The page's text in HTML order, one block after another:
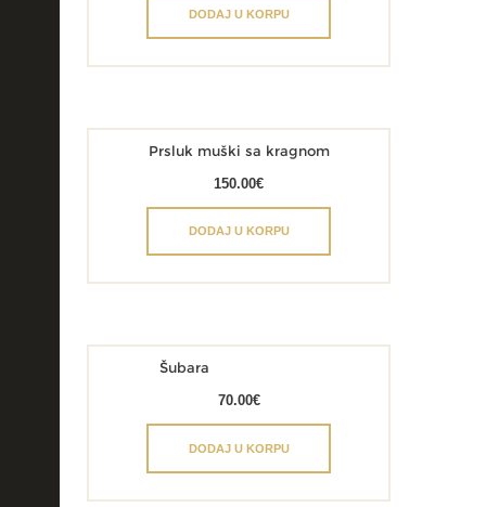
DODAJ U KORPU
Prsluk muški sa kragnom
150.00€
DODAJ U KORPU
Šubara
70.00€
DODAJ U KORPU